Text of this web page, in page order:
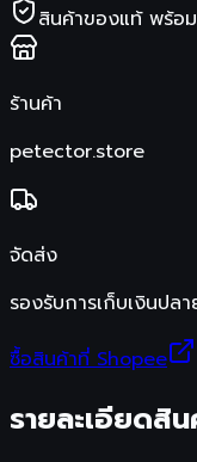
สินค้าของแท้ พร้อ
ร้านค้า
petector.store
จัดส่ง
รองรับการเก็บเงินปล
ซื้อสินค้าที่ Shopee
รายละเอียดสิน